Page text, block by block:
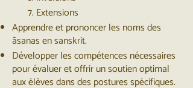
Extensions
Apprendre et prononcer les noms des
āsanas en sanskrit.
Développer les compétences nécessaires
pour évaluer et offrir un soutien optimal
aux élèves dans des postures spécifiques.